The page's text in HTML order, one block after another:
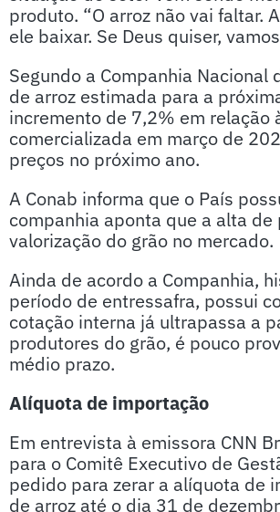
produto. “O arroz não vai faltar.
ele baixar. Se Deus quiser,
Segundo a Companhia
de arroz estimada para a
incremento de 7,2% em relação
comercializada em março de
preços no próximo ano.
A Conab informa que o País
companhia aponta que a alta
valorização do grão no mercado.
Ainda de acordo a Companhia,
período de entressafra, possui
cotação interna já ultrapassa a
produtores do grão, é pouco
médio prazo.
Alíquota de importação
Em entrevista à emissora CNN
para o Comitê Executivo de
pedido para zerar a alíquota de
de arroz até o dia 31 de